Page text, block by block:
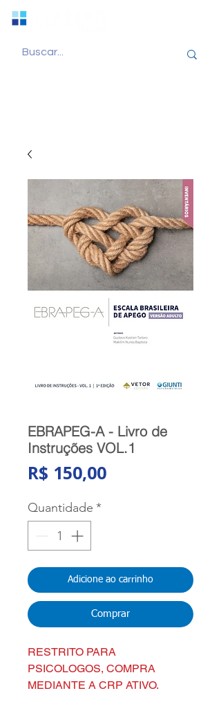
EBRAPEG-A - Livro de
Instruções VOL.1
R$ 150,00Preço
Quantidade *
Adicione ao carrinho
Comprar
RESTRITO PARA
PSICOLOGOS, COMPRA
MEDIANTE A CRP ATIVO.